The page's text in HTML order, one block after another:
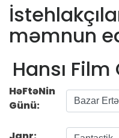
məmnun
Hansı
HəFtəNin
Günü: